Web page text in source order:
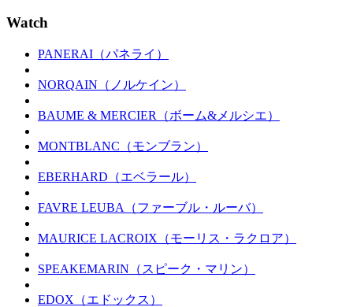
Watch
PANERAI（パネライ）
NORQAIN（ノルケイン）
BAUME & MERCIER（ボーム&メルシエ）
MONTBLANC（モンブラン）
EBERHARD（エベラール）
FAVRE LEUBA（ファーブル・ルーバ）
MAURICE LACROIX（モーリス・ラクロア）
SPEAKEMARIN（スピーク・マリン）
EDOX（エドックス）